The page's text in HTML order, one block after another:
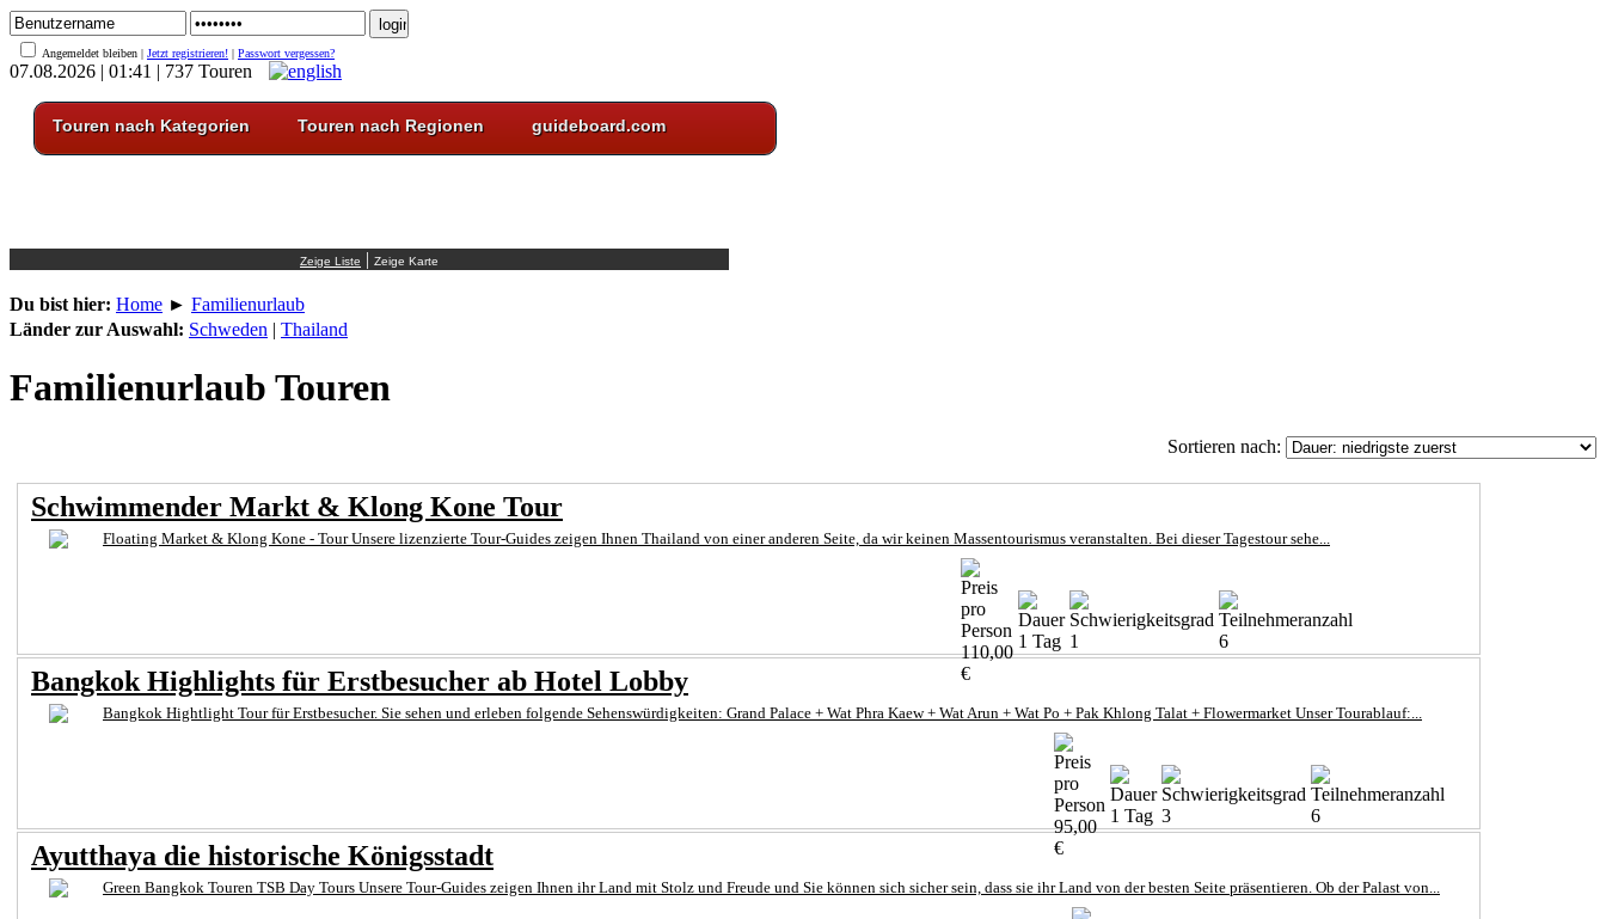
Angemeldet bleiben | Jetzt registrieren! | Passwort vergessen?
07.08.2026 | 01:41 | 737 Touren
Touren nach Kategorien Touren nach Regionen guideboard.com
|
Du bist hier: Home ► Familienurlaub
Länder zur Auswahl: Schweden | Thailand
Familienurlaub Touren
Sortieren nach:
Schwimmender Markt & Klong Kone Tour
Floating Market & Klong Kone - Tour Unsere lizenzierte Tour-Guides zeigen Ihnen Thailand von einer anderen Seite, da wir keinen Massentourismus veranstalten. Bei dieser Tagestour sehe...
110,00
€
1 Tag 1 6
Bangkok Highlights für Erstbesucher ab Hotel Lobby
Bangkok Hightlight Tour für Erstbesucher. Sie sehen und erleben folgende Sehenswürdigkeiten: Grand Palace + Wat Phra Kaew + Wat Arun + Wat Po + Pak Khlong Talat + Flowermarket Unser Tourablauf:...
95,00
€
1 Tag 3 6
Ayutthaya die historische Königsstadt
Green Bangkok Touren TSB Day Tours Unsere Tour-Guides zeigen Ihnen ihr Land mit Stolz und Freude und Sie können sich sicher sein, dass sie ihr Land von der besten Seite präsentieren. Ob der Palast von...